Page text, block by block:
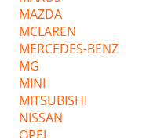
MAZDA
MCLAREN
MERCEDES-BENZ
MG
MINI
MITSUBISHI
NISSAN